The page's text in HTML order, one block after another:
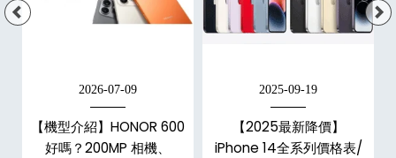
2026-07-09
【機型介紹】HONOR 600
好嗎？200MP 相機、
2025-09-19
【2025最新降價】
iPhone 14全系列價格表/